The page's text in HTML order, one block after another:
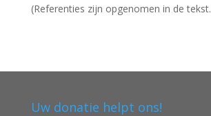
(Referenties zijn opgenomen in de
Uw donatie helpt ons!